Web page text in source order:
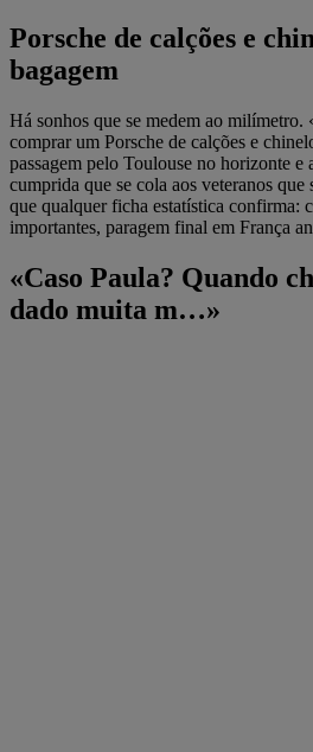
Porsche de calções e
bagagem
Há sonhos que se medem ao milímetro.
comprar um Porsche de calções e
passagem pelo Toulouse no horizonte e
cumprida que se cola aos veteranos
que qualquer ficha estatística confirma:
importantes, paragem final em França
«Caso Paula? Quando
dado muita m…»